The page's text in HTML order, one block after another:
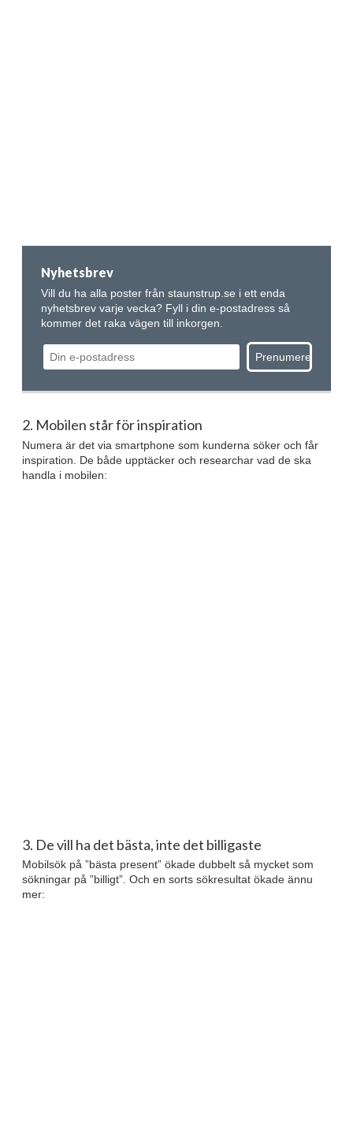
Nyhetsbrev
Vill du ha alla poster från staunstrup.se i ett enda
nyhetsbrev varje vecka? Fyll i din e-postadress så
kommer det raka vägen till inkorgen.
2. Mobilen står för inspiration
Numera är det via smartphone som kunderna söker och får
inspiration. De både upptäcker och researchar vad de ska
handla i mobilen:
3. De vill ha det bästa, inte det billigaste
Mobilsök på ”bästa present” ökade dubbelt så mycket som
sökningar på ”billigt”. Och en sorts sökresultat ökade ännu
mer: